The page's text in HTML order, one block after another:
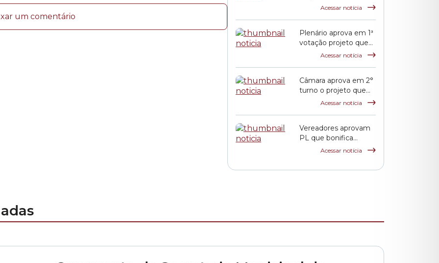
um comentário
QuintoAndar prestam
Acessar notícia
Plenário aprova em 1ª
votação projeto que
propõe reajuste
Acessar notícia
Câmara aprova em 2°
turno o projeto que
reajusta o salário dos
Acessar notícia
Vereadores aprovam
PL que bonifica
funcionários das
Acessar notícia